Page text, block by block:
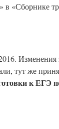
» в «Сборнике
Изменения
тут же
к ЕГЭ